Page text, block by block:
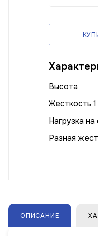
Высота
Жесткость
Нагрузка
Разная
ОПИСАНИЕ